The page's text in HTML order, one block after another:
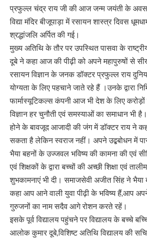
प्रफुल्ल चंद्र राय जी की आज जन्म जयंती के
विद्या मंदिर बीजूपाड़ा में रसायन शास्त्र दिवस
श्रद्धांजलि अर्पित की गई।
मुख्य अतिथि के तौर पर उपस्थित पासवा के
दूबे ने कहा आज की पीढ़ी को अपने महापुरुषों से
रसायन विज्ञान के जनक डॉक्टर प्रफुल्ल राय
योग्यता के लिए पहचाने जाते रहे हैं ।उनके द्वारा
फार्मास्यूटिकल्स कंपनी आज भी देश के लिए करोड़ों
विज्ञान हर चुनौती एवं समस्याओं का समाधान भी है।
होने के बावजूद आजादी की जंग में डॉक्टर राय ने कहा
सकता है लेकिन स्वराज नहीं। अपने उद्बबोधन में
भैया बहनों के उज्जवल भविष्य की कामना की एवं
एवं शिक्षकों के द्वारा बच्चों की अच्छी शिक्षा एवं
शुभकामनाएं भी दी। समाजसेवी अजीत सिंह ने भैया
कहा आप आने वाली युवा पीढ़ी के भविष्य हैं,आप अपने
गुरुजनों का नाम सदैव आगे रोशन करते रहें।
इसके पूर्व विद्यालय पहुंचने पर विद्यालय के बच्चे
आलोक कुमार दूबे,विशिष्ट अतिथि विद्यालय की